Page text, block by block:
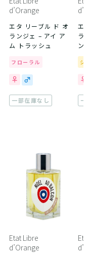
d’Orange
エタ リーブル ド オ
ランジェ – アイ ア
ム トラッシュ
フローラル
一部在庫なし
エ
ラ
ン
シ
一
Etat Libre
d’Orange